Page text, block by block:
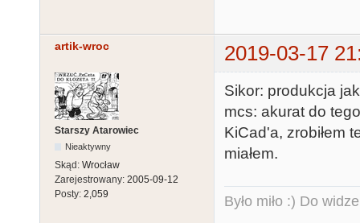
artik-wroc 2019-03-17
Starszy Atarowiec
Nieaktywny
Skąd: Wrocław
Zarejestrowany: 2005-09-12
Posty: 2,059
Sikor: produkcja
mcs: akurat do
KiCad'a, zrobiłem
miałem.
Było miło :) Do